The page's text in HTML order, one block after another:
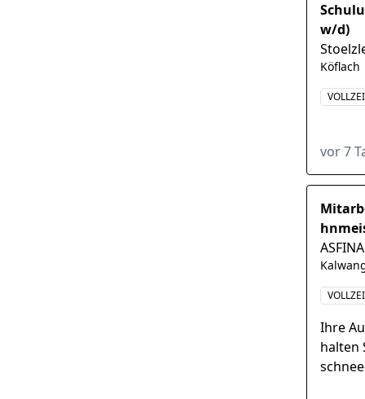
w/d)
Köflach
vor 7
Ihre
halten